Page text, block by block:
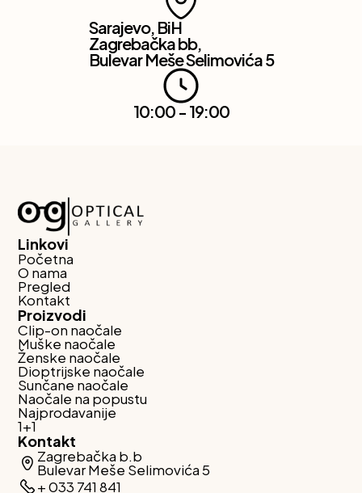
Sarajevo, BiH
Zagrebačka bb,
Bulevar Meše Selimovića 5
10:00 - 19:00
Linkovi
Početna
O nama
Pregled
Kontakt
Proizvodi
Clip-on naočale
Muške naočale
Ženske naočale
Dioptrijske naočale
Sunčane naočale
Naočale na popustu
Najprodavanije
1+1
Kontakt
Zagrebačka b.b
Bulevar Meše Selimovića 5
+ 033 741 841